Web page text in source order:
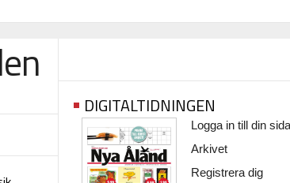
DIGITALTIDNINGEN
Logga in till din sida
Arkivet
Registrera dig